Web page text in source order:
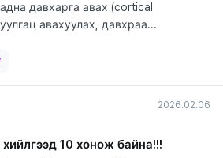
давхарга авах (cortical
авахуулах, давхраа...
2026.02.06
10 хонож байна!!!